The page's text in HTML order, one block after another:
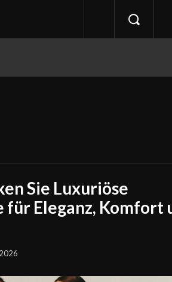
Sie Luxuriöse
Eleganz, Komfort